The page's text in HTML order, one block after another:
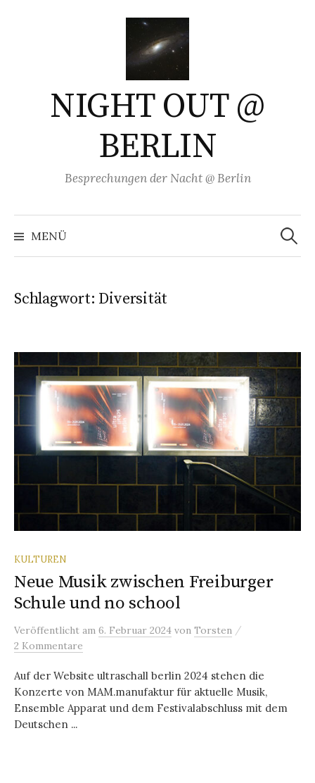
NIGHT OUT @
BERLIN
Besprechungen der Nacht @ Berlin
MENÜ
Suchen
nach:
Schlagwort: Diversität
KULTUREN
Neue Musik zwischen Freiburger
Schule und no school
Veröffentlicht am 6. Februar 2024 von Torsten /
2 Kommentare
Auf der Website ultraschall berlin 2024 stehen die
Konzerte von MAM.manufaktur für aktuelle Musik,
Ensemble Apparat und dem Festivalabschluss mit dem
Deutschen ...